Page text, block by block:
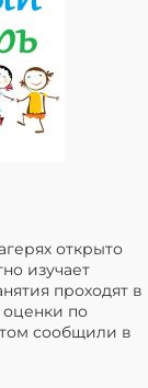
открыто
изучает
проходят в
по
сообщили в